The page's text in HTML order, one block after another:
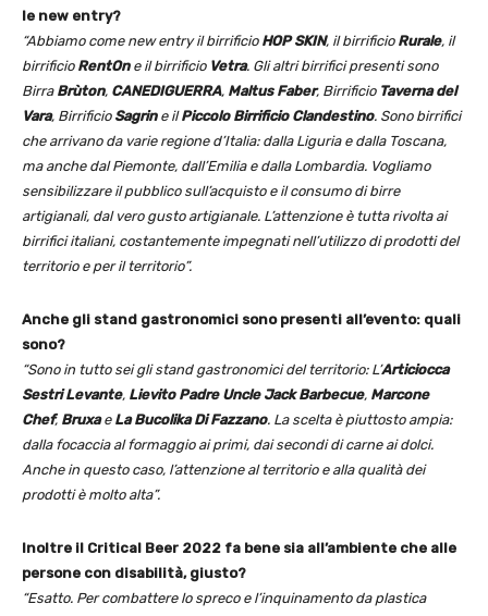
le new entry?
“Abbiamo come new entry il birrificio HOP SKIN, il birrificio Rurale, il
birrificio RentOne il birrificio Vetra. Gli altri birrifici presenti sono
Birra Brùton, CANEDIGUERRA, Maltus Faber, Birrificio Taverna del
Vara, Birrificio Sagrine ilPiccolo Birrificio Clandestino. Sono birrifici
che arrivano da varie regione d’Italia: dalla Liguria e dalla Toscana,
ma anche dal Piemonte, dall’Emilia e dalla Lombardia. Vogliamo
sensibilizzare il pubblico sull’acquisto e il consumo di birre
artigianali, dal vero gusto artigianale. L’attenzione è tutta rivolta ai
birrifici italiani, costantemente impegnati nell’utilizzo di prodotti del
territorio e per il territorio”.
Anche gli stand gastronomici sono presenti all’evento: quali
sono?
“Sono in tutto sei gli stand gastronomici del territorio: L’Articiocca
Sestri Levante, Lievito Padre Uncle Jack Barbecue, Marcone
Chef, Bruxae La Bucolika Di Fazzano. La scelta è piuttosto ampia:
dalla focaccia al formaggio ai primi, dai secondi di carne ai dolci.
Anche in questo caso, l’attenzione al territorio e alla qualità dei
prodotti è molto alta”.
Inoltre il Critical Beer 2022 fa bene sia all’ambiente che alle
persone con disabilità, giusto?
“Esatto. Per combattere lo spreco e l’inquinamento da plastica